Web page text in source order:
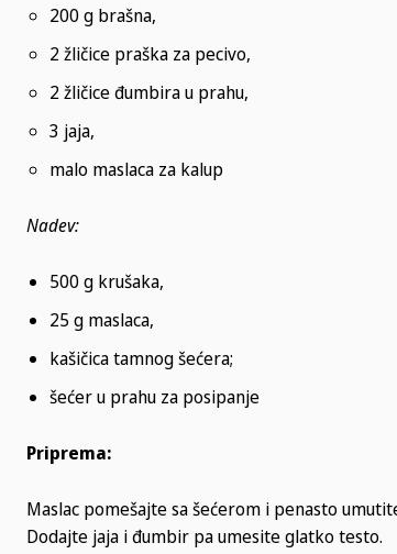
200 g brašna,
2 žličice praška za pecivo,
2 žličice đumbira u prahu,
3 jaja,
malo maslaca za kalup
Nadev:
500 g krušaka,
25 g maslaca,
kašičica tamnog šećera;
šećer u prahu za posipanje
Priprema:
Maslac pomešajte sa šećerom i penasto
Dodajte jaja i đumbir pa umesite glatko testo.